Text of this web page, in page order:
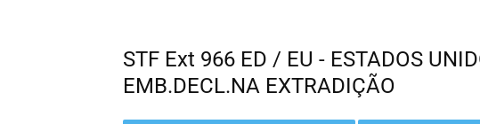
STF Ext 966 ED / EU - ESTADOS
EMB.DECL.NA EXTRADIÇÃO